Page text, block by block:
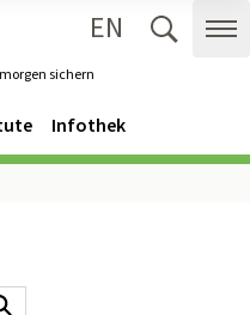
sichern
EN
Infothek